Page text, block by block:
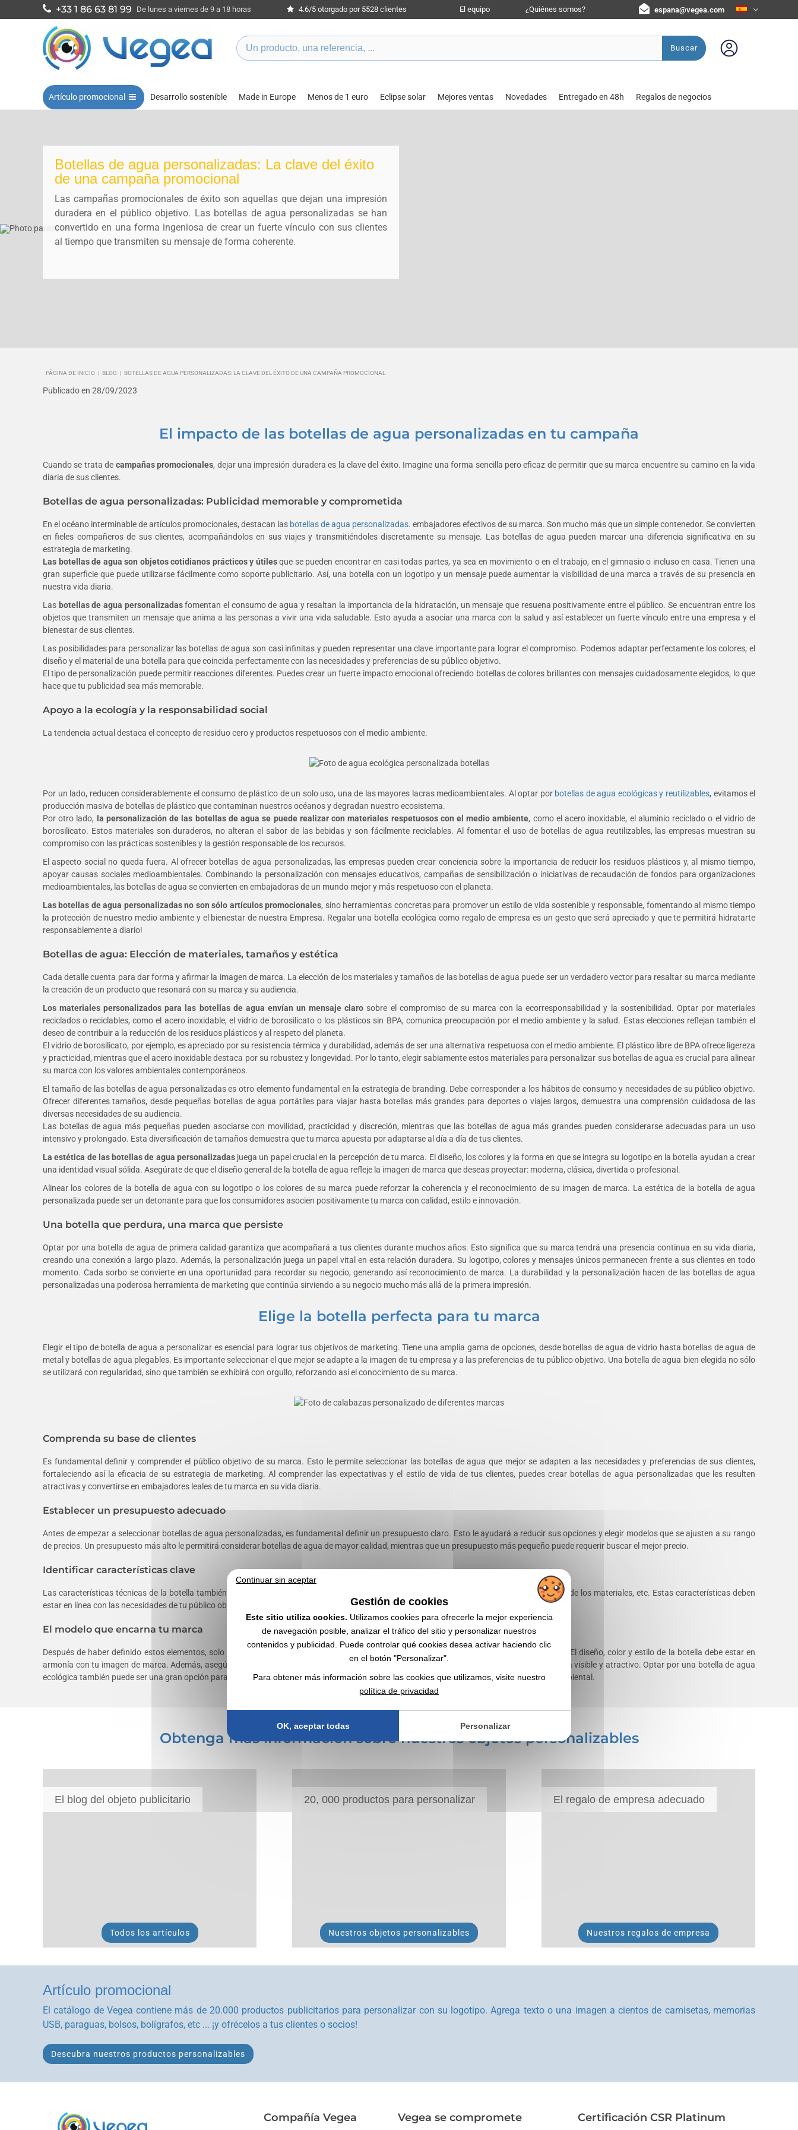
+33 1 86 63 81 99 De lunes a viernes de 9 a 18 horas 4.6/5 otorgado por 5528 clientes El equipo ¿Quiénes somos? espana@vegea.com
Buscar
Artículo promocional Desarrollo sostenible Made in Europe Menos de 1 euro Eclipse solar Mejores ventas Novedades Entregado en 48h Regalos de negocios
Botellas de agua personalizadas: La clave del éxito
de una campaña promocional
Las campañas promocionales de éxito son aquellas que dejan una impresión
duradera en el público objetivo. Las botellas de agua personalizadas se han
convertido en una forma ingeniosa de crear un fuerte vínculo con sus clientes
al tiempo que transmiten su mensaje de forma coherente.
PÁGINA DE INICIO | BLOG | BOTELLAS DE AGUA PERSONALIZADAS: LA CLAVE DEL ÉXITO DE UNA CAMPAÑA PROMOCIONAL
Publicado en 28/09/2023
El impacto de las botellas de agua personalizadas en tu campaña
Cuando se trata de campañas promocionales, dejar una impresión duradera es la clave del éxito. Imagine una forma sencilla pero eficaz de permitir que su marca encuentre su camino en la vida
diaria de sus clientes.
Botellas de agua personalizadas: Publicidad memorable y comprometida
En el océano interminable de artículos promocionales, destacan las botellas de agua personalizadas. embajadores efectivos de su marca. Son mucho más que un simple contenedor. Se convierten
en fieles compañeros de sus clientes, acompañándolos en sus viajes y transmitiéndoles discretamente su mensaje. Las botellas de agua pueden marcar una diferencia significativa en su
estrategia de marketing.
Las botellas de agua son objetos cotidianos prácticos y útilesque se pueden encontrar en casi todas partes, ya sea en movimiento o en el trabajo, en el gimnasio o incluso en casa. Tienen una
gran superficie que puede utilizarse fácilmente como soporte publicitario. Así, una botella con un logotipo y un mensaje puede aumentar la visibilidad de una marca a través de su presencia en
nuestra vida diaria.
Las botellas de agua personalizadasfomentan el consumo de agua y resaltan la importancia de la hidratación, un mensaje que resuena positivamente entre el público. Se encuentran entre los
objetos que transmiten un mensaje que anima a las personas a vivir una vida saludable. Esto ayuda a asociar una marca con la salud y así establecer un fuerte vínculo entre una empresa y el
bienestar de sus clientes.
Las posibilidades para personalizar las botellas de agua son casi infinitas y pueden representar una clave importante para lograr el compromiso. Podemos adaptar perfectamente los colores, el
diseño y el material de una botella para que coincida perfectamente con las necesidades y preferencias de su público objetivo.
El tipo de personalización puede permitir reacciones diferentes. Puedes crear un fuerte impacto emocional ofreciendo botellas de colores brillantes con mensajes cuidadosamente elegidos, lo que
hace que tu publicidad sea más memorable.
Apoyo a la ecología y la responsabilidad social
La tendencia actual destaca el concepto de residuo cero y productos respetuosos con el medio ambiente.
Por un lado, reducen considerablemente el consumo de plástico de un solo uso, una de las mayores lacras medioambientales. Al optar por botellas de agua ecológicas y reutilizables, evitamos el
producción masiva de botellas de plástico que contaminan nuestros océanos y degradan nuestro ecosistema.
Por otro lado,
la personalización de las botellas de agua se puede realizar con materiales respetuosos con el medio ambiente, como el acero inoxidable, el aluminio reciclado o el vidrio de
borosilicato. Estos materiales son duraderos, no alteran el sabor de las bebidas y son fácilmente reciclables. Al fomentar el uso de botellas de agua reutilizables, las empresas muestran su
compromiso con las prácticas sostenibles y la gestión responsable de los recursos.
El aspecto social no queda fuera. Al ofrecer botellas de agua personalizadas, las empresas pueden crear conciencia sobre la importancia de reducir los residuos plásticos y, al mismo tiempo,
apoyar causas sociales medioambientales. Combinando la personalización con mensajes educativos, campañas de sensibilización o iniciativas de recaudación de fondos para organizaciones
medioambientales, las botellas de agua se convierten en embajadoras de un mundo mejor y más respetuoso con el planeta.
Las botellas de agua personalizadas no son sólo artículos promocionales, sino herramientas concretas para promover un estilo de vida sostenible y responsable, fomentando al mismo tiempo
la protección de nuestro medio ambiente y el bienestar de nuestra Empresa. Regalar una botella ecológica como regalo de empresa es un gesto que será apreciado y que te permitirá hidratarte
responsablemente a diario!
Botellas de agua: Elección de materiales, tamaños y estética
Cada detalle cuenta para dar forma y afirmar la imagen de marca. La elección de los materiales y tamaños de las botellas de agua puede ser un verdadero vector para resaltar su marca mediante
la creación de un producto que resonará con su marca y su audiencia.
Los materiales personalizados para las botellas de agua envían un mensaje claro sobre el compromiso de su marca con la ecorresponsabilidad y la sostenibilidad. Optar por materiales
reciclados o reciclables, como el acero inoxidable, el vidrio de borosilicato o los plásticos sin BPA, comunica preocupación por el medio ambiente y la salud. Estas elecciones reflejan también el
deseo de contribuir a la reducción de los residuos plásticos y al respeto del planeta.
El vidrio de borosilicato, por ejemplo, es apreciado por su resistencia térmica y durabilidad, además de ser una alternativa respetuosa con el medio ambiente. El plástico libre de BPA ofrece ligereza
y practicidad, mientras que el acero inoxidable destaca por su robustez y longevidad. Por lo tanto, elegir sabiamente estos materiales para personalizar sus botellas de agua es crucial para alinear
su marca con los valores ambientales contemporáneos.
El tamaño de las botellas de agua personalizadas es otro elemento fundamental en la estrategia de branding. Debe corresponder a los hábitos de consumo y necesidades de su público objetivo.
Ofrecer diferentes tamaños, desde pequeñas botellas de agua portátiles para viajar hasta botellas más grandes para deportes o viajes largos, demuestra una comprensión cuidadosa de las
diversas necesidades de su audiencia.
Las botellas de agua más pequeñas pueden asociarse con movilidad, practicidad y discreción, mientras que las botellas de agua más grandes pueden considerarse adecuadas para un uso
intensivo y prolongado. Esta diversificación de tamaños demuestra que tu marca apuesta por adaptarse al día a día de tus clientes.
La estética de las botellas de agua personalizadasjuega un papel crucial en la percepción de tu marca. El diseño, los colores y la forma en que se integra su logotipo en la botella ayudan a crear
una identidad visual sólida. Asegúrate de que el diseño general de la botella de agua refleje la imagen de marca que deseas proyectar: moderna, clásica, divertida o profesional.
Alinear los colores de la botella de agua con su logotipo o los colores de su marca puede reforzar la coherencia y el reconocimiento de su imagen de marca. La estética de la botella de agua
personalizada puede ser un detonante para que los consumidores asocien positivamente tu marca con calidad, estilo e innovación.
Una botella que perdura, una marca que persiste
Optar por una botella de agua de primera calidad garantiza que acompañará a tus clientes durante muchos años. Esto significa que su marca tendrá una presencia continua en su vida diaria,
creando una conexión a largo plazo. Además, la personalización juega un papel vital en esta relación duradera. Su logotipo, colores y mensajes únicos permanecen frente a sus clientes en todo
momento. Cada sorbo se convierte en una oportunidad para recordar su negocio, generando así reconocimiento de marca. La durabilidad y la personalización hacen de las botellas de agua
personalizadas una poderosa herramienta de marketing que continúa sirviendo a su negocio mucho más allá de la primera impresión.
Elige la botella perfecta para tu marca
Elegir el tipo de botella de agua a personalizar es esencial para lograr tus objetivos de marketing. Tiene una amplia gama de opciones, desde botellas de agua de vidrio hasta botellas de agua de
metal y botellas de agua plegables. Es importante seleccionar el que mejor se adapte a la imagen de tu empresa y a las preferencias de tu público objetivo. Una botella de agua bien elegida no sólo
se utilizará con regularidad, sino que también se exhibirá con orgullo, reforzando así el conocimiento de su marca.
Comprenda su base de clientes
Es fundamental definir y comprender el público objetivo de su marca. Esto le permite seleccionar las botellas de agua que mejor se adapten a las necesidades y preferencias de sus clientes,
fortaleciendo así la eficacia de su estrategia de marketing. Al comprender las expectativas y el estilo de vida de tus clientes, puedes crear botellas de agua personalizadas que les resulten
atractivas y convertirse en embajadores leales de tu marca en su vida diaria.
Establecer un presupuesto adecuado
Antes de empezar a seleccionar botellas de agua personalizadas, es fundamental definir un presupuesto claro. Esto le ayudará a reducir sus opciones y elegir modelos que se ajusten a su rango
de precios. Un presupuesto más alto le permitirá considerar botellas de agua de mayor calidad, mientras que un presupuesto más pequeño puede requerir buscar el mejor precio.
Identificar características clave
Las características técnicas de la botella también son importantes. Habrá que tener en cuenta el tamaño, robustez, tipo de apertura, calidad de los materiales, etc. Estas características deben
estar en línea con las necesidades de tu público objetivo y reflejar la calidad de tu marca.
El modelo que encarna tu marca
Después de haber definido estos elementos, solo te queda elegir un modelo de botella que transmita efectivamente la identidad de tu marca. El diseño, color y estilo de la botella debe estar en
armonía con tu imagen de marca. Además, asegúrese de proporcionar espacio para mostrar el logotipo o eslogan de su empresa para que sea visible y atractivo. Optar por una botella de agua
ecológica también puede ser una gran opción para reforzar la imagen de tu marca como empresa comprometida con la sostenibilidad medioambiental.
Obtenga más información sobre nuestros objetos personalizables
El blog del objeto publicitario
Todos los artículos
20, 000 productos para personalizar
Nuestros objetos personalizables
El regalo de empresa adecuado
Nuestros regalos de empresa
Artículo promocional
El catálogo de Vegea contiene más de 20.000 productos publicitarios para personalizar con su logotipo. Agrega texto o una imagen a cientos de camisetas, memorias
USB, paraguas, bolsos, bolígrafos, etc ... ¡y ofrécelos a tus clientes o socios!
Descubra nuestros productos personalizables
Compañía Vegea Vegea se compromete Certificación CSR Platinum
Continuar sin aceptar
Gestión de cookies
Este sitio utiliza cookies. Utilizamos cookies para ofrecerle la mejor experiencia
de navegación posible, analizar el tráfico del sitio y personalizar nuestros
contenidos y publicidad. Puede controlar qué cookies desea activar haciendo clic
en el botón "Personalizar".
Para obtener más información sobre las cookies que utilizamos, visite nuestro
política de privacidad
OK, aceptar todas Personalizar